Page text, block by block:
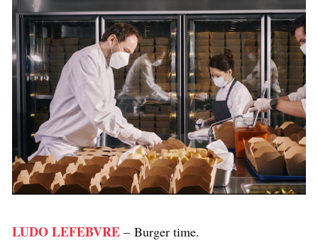
LUDO LEFEBVRE – Burger time.